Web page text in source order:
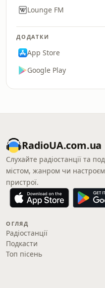
Lounge FM
ДОДАТКИ
App Store
Google Play
RadioUA.com.ua
Слухайте радіостанції та
містом, жанром чи
пристрої.
ОГЛЯД
Радіостанції
Подкасти
Топ пісень